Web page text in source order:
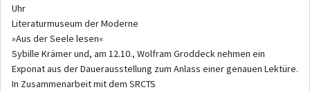
Uhr
Literaturmuseum der Moderne
»Aus der Seele lesen«
Sybille Krämer und, am 12.10., Wolfram Groddeck nehmen ein
Exponat aus der Dauerausstellung zum Anlass einer genauen Lektüre.
In Zusammenarbeit mit dem SRCTS